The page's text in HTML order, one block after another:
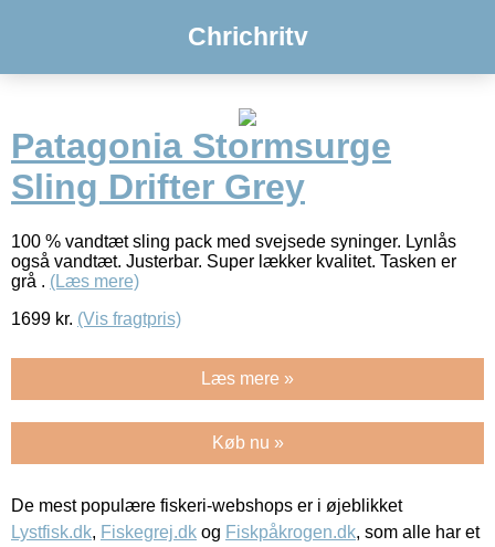
Chrichritv
Patagonia Stormsurge
Sling Drifter Grey
100 % vandtæt sling pack med svejsede syninger. Lynlås
også vandtæt. Justerbar. Super lækker kvalitet. Tasken er
grå . (Læs mere)
1699 kr. (Vis fragtpris)
Læs mere »
Køb nu »
De mest populære fiskeri-webshops er i øjeblikket
Lystfisk.dk, Fiskegrej.dk og Fiskpåkrogen.dk, som alle har et